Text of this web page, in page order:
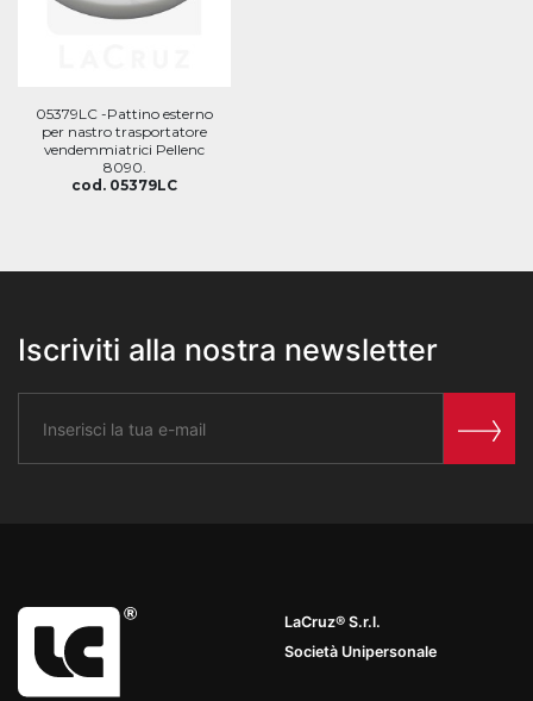
05379LC -Pattino esterno
per nastro trasportatore
vendemmiatrici Pellenc
8090.
cod. 05379LC
Iscriviti alla nostra newsletter
LaCruz® S.r.l.
Società Unipersonale